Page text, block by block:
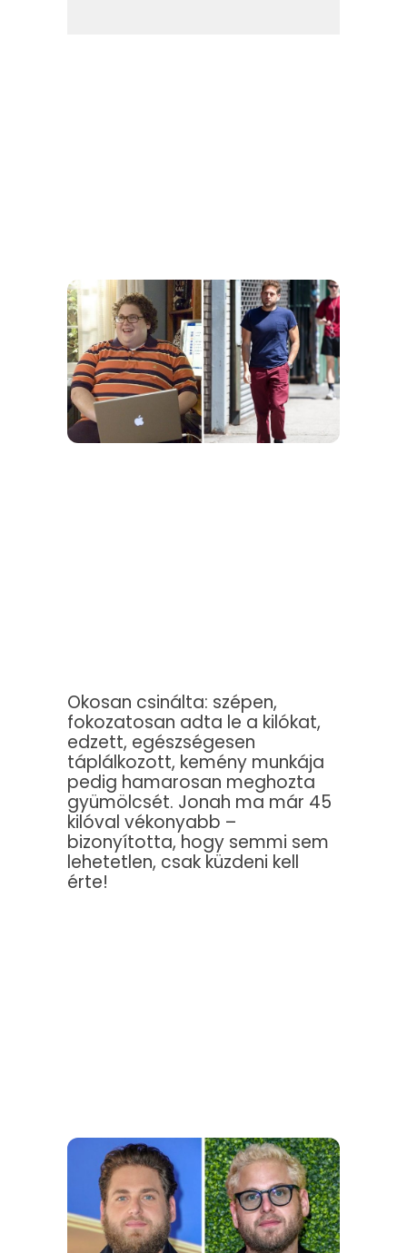
Okosan csinálta: szépen,
fokozatosan adta le a kilókat,
edzett, egészségesen
táplálkozott, kemény munkája
pedig hamarosan meghozta
gyümölcsét. Jonah ma már 45
kilóval vékonyabb –
bizonyította, hogy semmi sem
lehetetlen, csak küzdeni kell
érte!